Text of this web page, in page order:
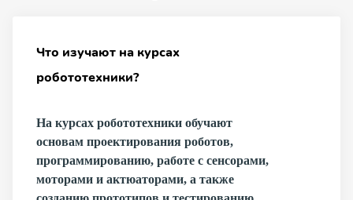
Что изучают на курсах
робототехники?
На курсах робототехники обучают
основам проектирования роботов,
программированию, работе с сенсорами,
моторами и актюаторами, а также